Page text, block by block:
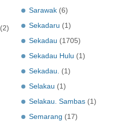
(2)
Sarawak (6)
Sekadaru (1)
Sekadau (1705)
Sekadau Hulu (1)
Sekadau.
(1)
Selakau (1)
Selakau. Sambas (1)
Semarang (17)